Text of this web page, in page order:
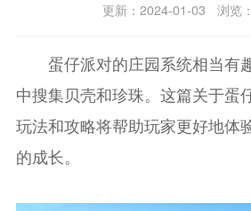
更新：2024-01-03 浏览
蛋仔派对的庄园系统相当有
中搜集贝壳和珍珠。这篇关于蛋
玩法和攻略将帮助玩家更好地体
的成长。